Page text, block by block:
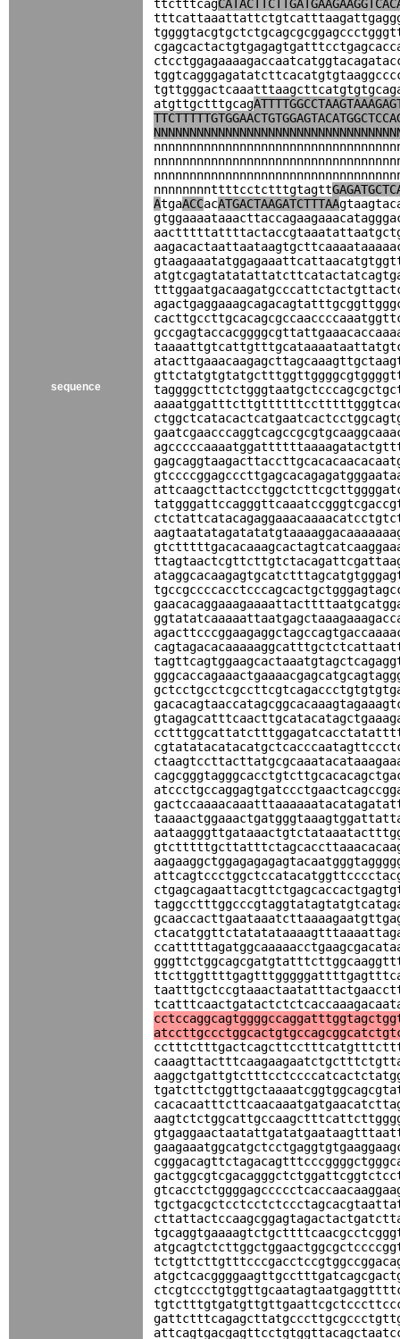
sequence
ttctttcag
atgttgctttgcag
nnnnnnnnttttcctctttgtagtt
AtgaACCacATGACTAAGATCTTTAA